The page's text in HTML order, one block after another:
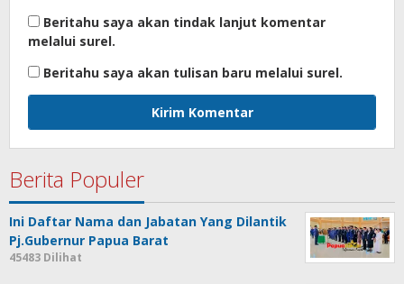
Beritahu saya akan tindak lanjut komentar
melalui surel.
Beritahu saya akan tulisan baru melalui surel.
Berita Populer
Ini Daftar Nama dan Jabatan Yang Dilantik
Pj.Gubernur Papua Barat
45483 Dilihat